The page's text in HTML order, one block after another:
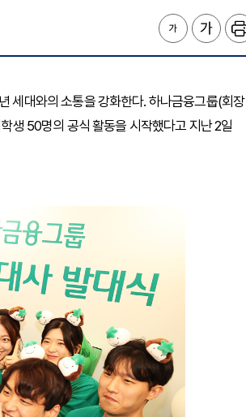
세대와의 소통을 강화한다. 하나금융그룹(회장
생 50명의 공식 활동을 시작했다고 지난 2일